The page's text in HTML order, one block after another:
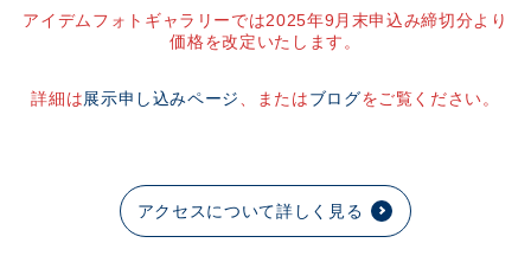
アイデムフォトギャラリーでは2025年9月末申込み締切分より
価格を改定いたします。
詳細は展示申し込みページ 、またはブログをご覧ください。
アクセスについて詳しく見る